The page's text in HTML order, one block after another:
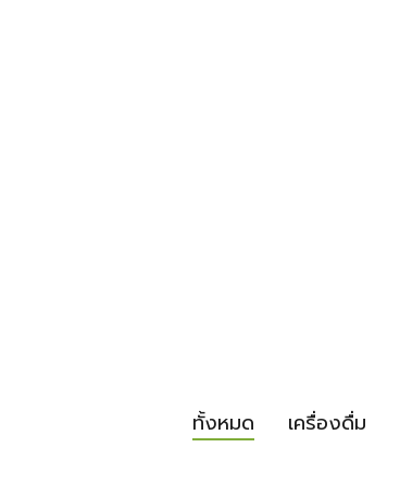
ทั้งหมด เครื่องดื่ม